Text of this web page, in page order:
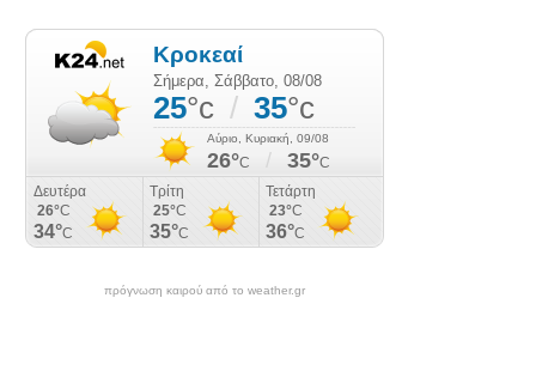
πρόγνωση καιρού από το weather.gr